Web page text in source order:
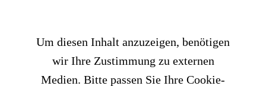
Um diesen Inhalt anzuzeigen, benötigen
wir Ihre Zustimmung zu externen
Medien. Bitte passen Sie Ihre Cookie-